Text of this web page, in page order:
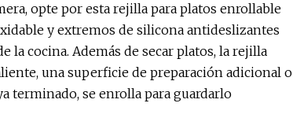
opte por esta rejilla para platos enrollable
y extremos de silicona antideslizantes
la cocina. Además de secar platos, la rejilla
una superficie de preparación adicional o
terminado, se enrolla para guardarlo